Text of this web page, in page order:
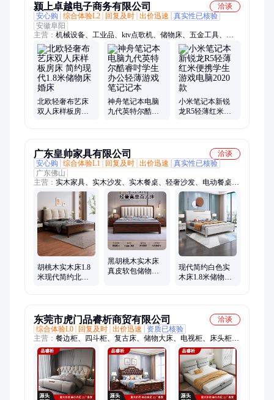
颍上卓越电子商务有限公司
洽谈
安心购
综合体验L2 回复及时 出价迅速
真实性已核验
安徽阜阳
主营： 机械设备、工业品、ktv点歌机、储物床、五金工具、烤
漆路锥、智能防雷箱、静电消除器、高压发生器、三相稳压器、
网络机顶盒、隐形防护网、立式洗眼器、无尘工作台、无线叫号
器、高压除尘枪、冰块机、除湿机、柴油发电机组、数控切割
机、高空作业车、高低温试验箱、光谱分析仪、电泳仪、工业用
吸尘器
北欧轻奢布艺床
双人床样板房床
神舟笔记本电脑
九代英特尔酷睿
小米笔记本新锐
龙R5轻薄红米便
广东皇帅家具有限公司
洽谈
安心购
综合体验L1 回复及时 出价迅速
真实性已核验
广东佛山
主营： 实木家具、实木沙发、实木餐桌、轻奢沙发、电动餐桌、
实木茶台、实木大板、流水茶台、实木茶桌、实木床、实木衣
柜、酒店家具、定制家具
胡桃木实木床1.8
米现代简约北欧
黑胡桃木实木床
真皮软包储物床
现代简约白色实
木床1.8米储物床
东莞市虎门品睿析商贸有限公司
洽谈
综合体验L0
回复及时 出价迅速
资质已核验
主营： 餐边柜、四斗柜、复古床、储物大床、电视柜、床头柜、
展示柜、梳妆桌、波浪床、布艺沙发、吃饭桌子、转角书桌、实
木茶桌、厨房碗柜、实木书柜、圆形茶几、家用吧台、邮费充
值、单人伸缩床、斗柜化妆桌、岛台茶桌椅、推拉门衣柜、实木
伸缩床、实木餐桌椅、五斗橱斗柜